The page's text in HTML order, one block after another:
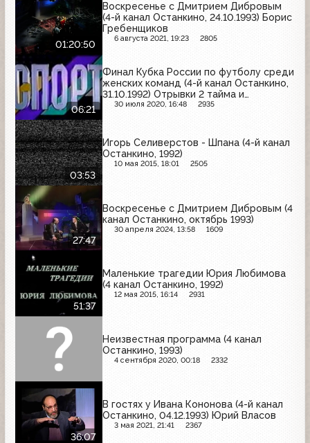
01:20:50
Воскресенье с Дмитрием Дибровым
(4-й канал Останкино, 24.10.1993) Борис
Гребенщиков
6 августа 2021, 19:23 2805
06:21
Финал Кубка России по футболу среди
женских команд (4-й канал Останкино,
31.10.1992) Отрывки 2 тайма и
дополнительного времени
30 июля 2020, 16:48 2935
03:53
Игорь Селиверстов - Шпана (4-й канал
Останкино, 1992)
10 мая 2015, 18:01 2505
27:47
Воскресенье с Дмитрием Дибровым (4
канал Останкино, октябрь 1993)
30 апреля 2024, 13:58 1609
51:37
Маленькие трагедии Юрия Любимова
(4 канал Останкино, 1992)
12 мая 2015, 16:14 2931
Неизвестная программа (4 канал
Останкино, 1993)
4 сентября 2020, 00:18 2332
36:07
В гостях у Ивана Кононова (4-й канал
Останкино, 04.12.1993) Юрий Власов
3 мая 2021, 21:41 2367